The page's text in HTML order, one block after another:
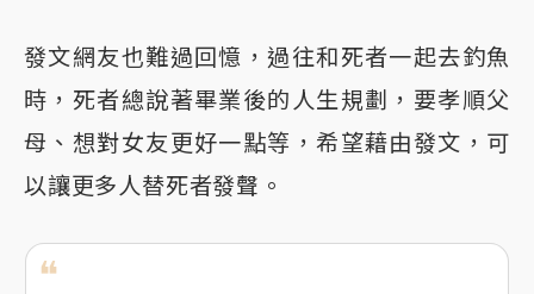
發文網友也難過回憶，過往和死者一起去釣魚
時，死者總說著畢業後的人生規劃，要孝順父
母、想對女友更好一點等，希望藉由發文，可
以讓更多人替死者發聲。